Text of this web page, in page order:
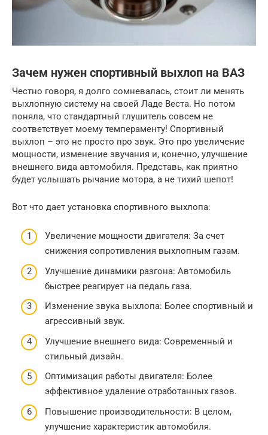
Зачем нужен спортивный выхлоп на ВАЗ
Честно говоря, я долго сомневалась, стоит ли менять
выхлопную систему на своей Ладе Веста. Но потом
поняла, что стандартный глушитель совсем не
соответствует моему темпераменту! Спортивный
выхлоп – это не просто про звук. Это про увеличение
мощности, изменение звучания и, конечно, улучшение
внешнего вида автомобиля. Представь, как приятно
будет услышать рычание мотора, а не тихий шепот!
Вот что дает установка спортивного выхлопа:
Увеличение мощности двигателя: За счет
снижения сопротивления выхлопным газам.
Улучшение динамики разгона: Автомобиль
быстрее реагирует на педаль газа.
Изменение звука выхлопа: Более спортивный и
агрессивный звук.
Улучшение внешнего вида: Современный и
стильный дизайн.
Оптимизация работы двигателя: Более
эффективное удаление отработанных газов.
Повышение производительности: В целом,
улучшение характеристик автомобиля.